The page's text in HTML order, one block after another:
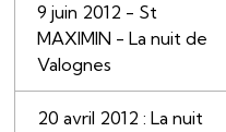
9 juin 2012 - St
MAXIMIN - La nuit de
Valognes
20 avril 2012 : La nuit